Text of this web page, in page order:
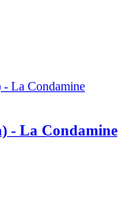
- La Condamine